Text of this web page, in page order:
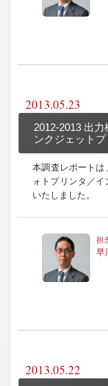
2013.05.23
2012-2013 出
ンクジェットプ
本調査レポートは
ォトプリンタ／
いたしました。
早
2013.05.22